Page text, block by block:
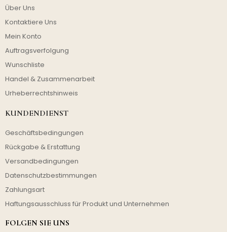
Über Uns
Kontaktiere Uns
Mein Konto
Auftragsverfolgung
Wunschliste
Handel & Zusammenarbeit
Urheberrechtshinweis
KUNDENDIENST
Geschäftsbedingungen
Rückgabe & Erstattung
Versandbedingungen
Datenschutzbestimmungen
Zahlungsart
Haftungsausschluss für Produkt und Unternehmen
FOLGEN SIE UNS